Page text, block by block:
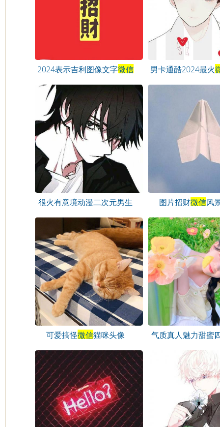
2024表示吉利图像文字微信
男卡通酷2024最火
很火有意境动漫二次元男生
图片招财微信风
可爱搞怪微信猫咪头像
气质真人魅力甜蜜